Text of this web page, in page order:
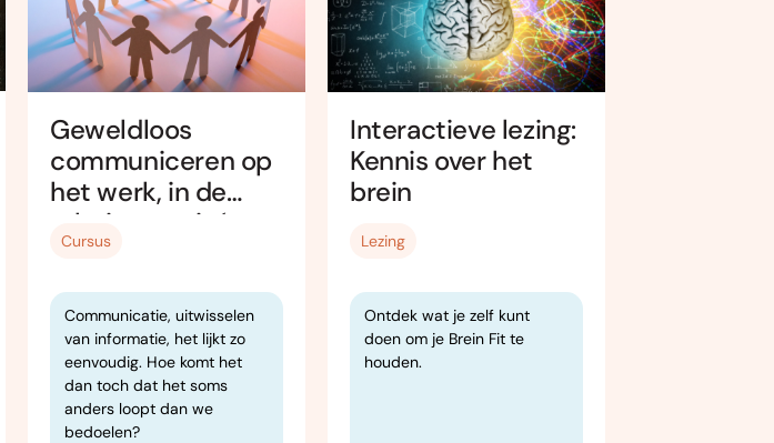
Geweldloos
communiceren op
het werk, in de
relatie en privé
Cursus
Communicatie, uitwisselen
van informatie, het lijkt zo
eenvoudig. Hoe komt het
dan toch dat het soms
anders loopt dan we
bedoelen?
Interactieve lezing:
Kennis over het
brein
Lezing
Ontdek wat je zelf kunt
doen om je Brein Fit te
houden.